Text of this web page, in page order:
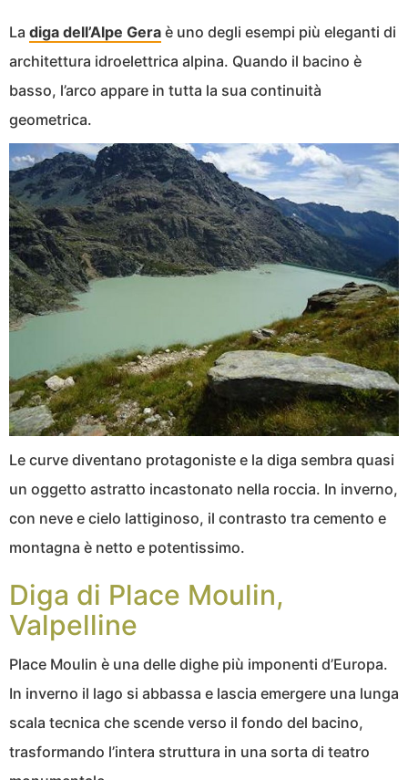
La diga dell’Alpe Gera è uno degli esempi più eleganti di
architettura idroelettrica alpina. Quando il bacino è
basso, l’arco appare in tutta la sua continuità
geometrica.
Le curve diventano protagoniste e la diga sembra quasi
un oggetto astratto incastonato nella roccia. In inverno,
con neve e cielo lattiginoso, il contrasto tra cemento e
montagna è netto e potentissimo.
Diga di Place Moulin,
Valpelline
Place Moulin è una delle dighe più imponenti d’Europa.
In inverno il lago si abbassa e lascia emergere una lunga
scala tecnica che scende verso il fondo del bacino,
trasformando l’intera struttura in una sorta di teatro